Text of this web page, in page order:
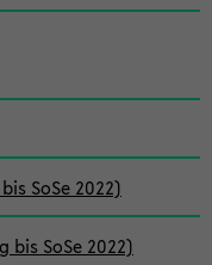
SoSe 2022)
bis SoSe 2022)